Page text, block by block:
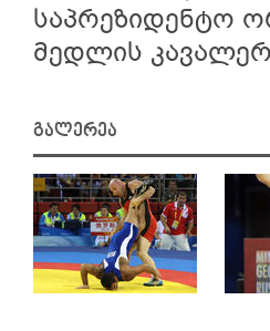
საპრეზიდენტო
მედლის
გალერეა